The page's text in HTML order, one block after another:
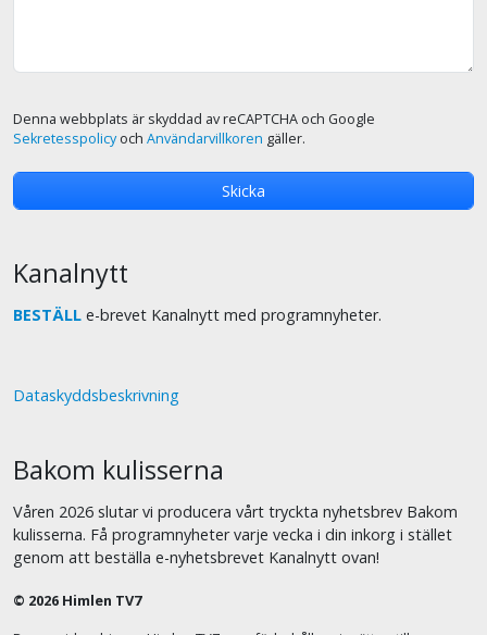
Denna webbplats är skyddad av reCAPTCHA och Google
Sekretesspolicyoch Användarvillkoren gäller.
Kanalnytt
BESTÄLL e-brevet Kanalnytt med programnyheter.
Dataskyddsbeskrivning
Bakom kulisserna
Våren 2026 slutar vi producera vårt tryckta nyhetsbrev Bakom
kulisserna. Få programnyheter varje vecka i din inkorg i stället
genom att beställa e-nyhetsbrevet Kanalnytt ovan!
© 2026 Himlen TV7